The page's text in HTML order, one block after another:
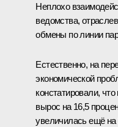
Неплохо
ведомства,
обмены по линии
Естественно, на
экономической
констатировали,
вырос на 16,5
увеличилась ещё